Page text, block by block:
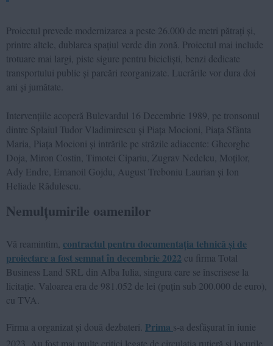
Proiectul prevede modernizarea a peste 26.000 de metri pătrați și,
printre altele, dublarea spațiul verde din zonă. Proiectul mai include
trotuare mai largi, piste sigure pentru bicicliști, benzi dedicate
transportului public și parcări reorganizate. Lucrările vor dura doi
ani și jumătate.
Intervențiile acoperă Bulevardul 16 Decembrie 1989, pe tronsonul
dintre Splaiul Tudor Vladimirescu și Piața Mocioni, Piața Sfânta
Maria, Piața Mocioni și intrările pe străzile adiacente: Gheorghe
Doja, Miron Costin, Timotei Cipariu, Zugrav Nedelcu, Moților,
Ady Endre, Emanoil Gojdu, August Treboniu Laurian și Ion
Heliade Rădulescu.
Nemulțumirile oamenilor
Vă reamintim, contractul pentru documentația tehnică și de
proiectare a fost semnat în decembrie 2022 cu firma Total
Business Land SRL din Alba Iulia, singura care se înscrisese la
licitație. Valoarea era de 981.052 de lei (puțin sub 200.000 de euro),
cu TVA.
Firma a organizat și două dezbateri. Prima s-a desfășurat în iunie
2023. Au fost mai multe critici legate de circulația rutieră și locurile